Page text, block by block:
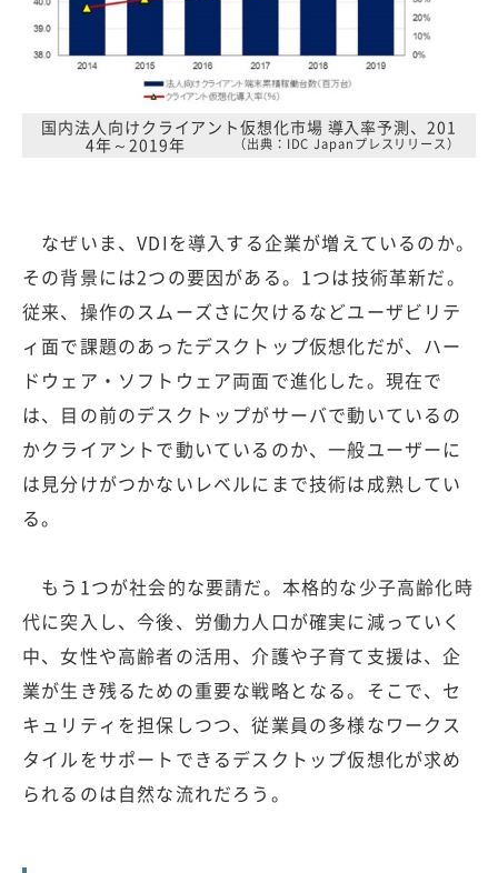
国内法人向けクライアント仮想化市場 導入率予測、201
4年～2019年
（出典：IDC Japanプレスリリース）
なぜいま、VDIを導入する企業が増えているのか。
その背景には2つの要因がある。1つは技術革新だ。
従来、操作のスムーズさに欠けるなどユーザビリテ
ィ面で課題のあったデスクトップ仮想化だが、ハー
ドウェア・ソフトウェア両面で進化した。現在で
は、目の前のデスクトップがサーバで動いているの
かクライアントで動いているのか、一般ユーザーに
は見分けがつかないレベルにまで技術は成熟してい
る。
もう1つが社会的な要請だ。本格的な少子高齢化時
代に突入し、今後、労働力人口が確実に減っていく
中、女性や高齢者の活用、介護や子育て支援は、企
業が生き残るための重要な戦略となる。そこで、セ
キュリティを担保しつつ、従業員の多様なワークス
タイルをサポートできるデスクトップ仮想化が求め
られるのは自然な流れだろう。